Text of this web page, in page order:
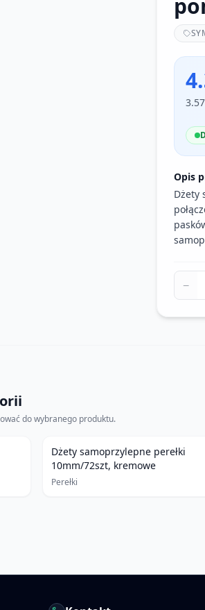
Opis
Dżety
−
do wybranego produktu.
Dżety samoprzylepne perełki
10mm/72szt, kremowe
Perełki